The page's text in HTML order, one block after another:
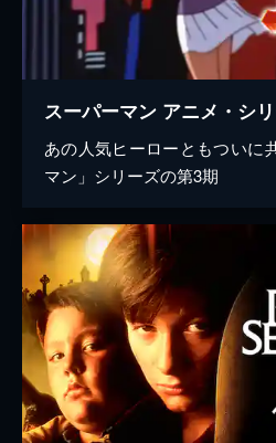
スーパーマン アニメ・シ
あの人気ヒーローともついに
マン」シリーズの第3期